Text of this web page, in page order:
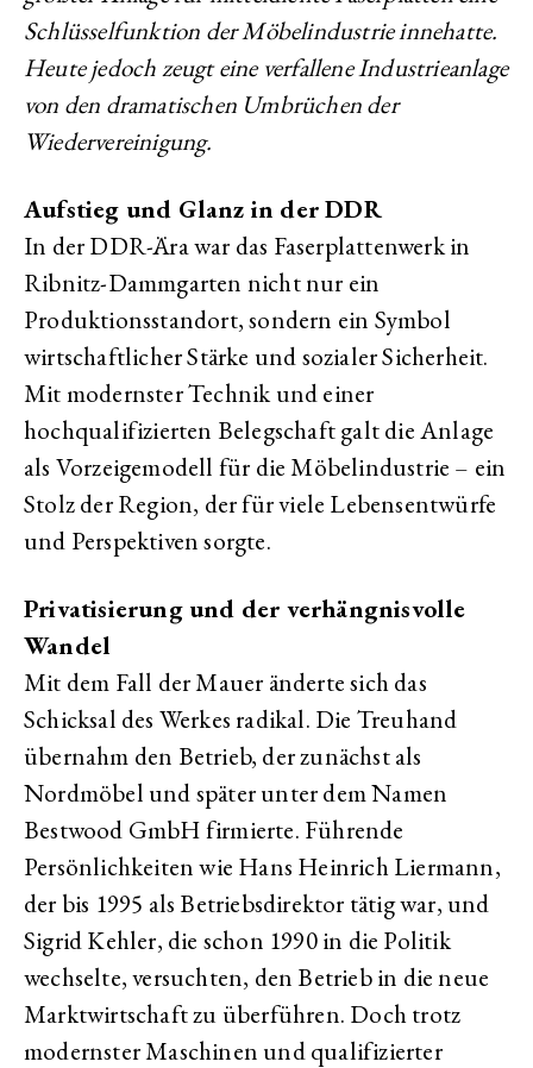
Schlüsselfunktion der Möbelindustrie innehatte.
Heute jedoch zeugt eine verfallene Industrieanlage
von den dramatischen Umbrüchen der
Wiedervereinigung.
Aufstieg und Glanz in der DDR
In der DDR-Ära war das Faserplattenwerk in
Ribnitz-Dammgarten nicht nur ein
Produktionsstandort, sondern ein Symbol
wirtschaftlicher Stärke und sozialer Sicherheit.
Mit modernster Technik und einer
hochqualifizierten Belegschaft galt die Anlage
als Vorzeigemodell für die Möbelindustrie – ein
Stolz der Region, der für viele Lebensentwürfe
und Perspektiven sorgte.
Privatisierung und der verhängnisvolle
Wandel
Mit dem Fall der Mauer änderte sich das
Schicksal des Werkes radikal. Die Treuhand
übernahm den Betrieb, der zunächst als
Nordmöbel und später unter dem Namen
Bestwood GmbH firmierte. Führende
Persönlichkeiten wie Hans Heinrich Liermann,
der bis 1995 als Betriebsdirektor tätig war, und
Sigrid Kehler, die schon 1990 in die Politik
wechselte, versuchten, den Betrieb in die neue
Marktwirtschaft zu überführen. Doch trotz
modernster Maschinen und qualifizierter